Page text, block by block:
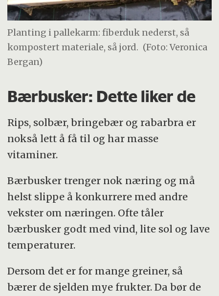
Planting i pallekarm: fiberduk nederst, så
kompostert materiale, så jord. (Foto: Veronica
Bergan)
Bærbusker: Dette liker de
Rips, solbær, bringebær og rabarbra er
nokså lett å få til og har masse
vitaminer.
Bærbusker trenger nok næring og må
helst slippe å konkurrere med andre
vekster om næringen. Ofte tåler
bærbusker godt med vind, lite sol og lave
temperaturer.
Dersom det er for mange greiner, så
bærer de sjelden mye frukter. Da bør de